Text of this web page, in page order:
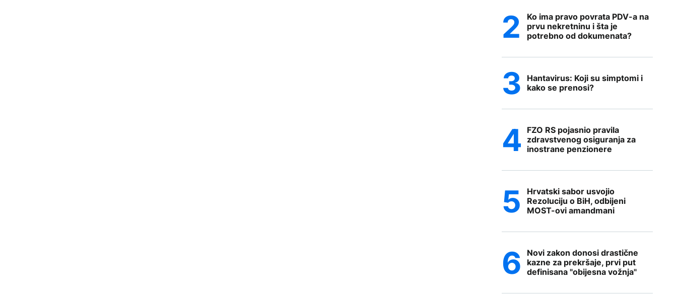
Ko ima pravo povrata PDV-a na
prvu nekretninu i šta je
potrebno od dokumenata?
Hantavirus: Koji su simptomi i
kako se prenosi?
FZO RS pojasnio pravila
zdravstvenog osiguranja za
inostrane penzionere
Hrvatski sabor usvojio
Rezoluciju o BiH, odbijeni
MOST-ovi amandmani
Novi zakon donosi drastične
kazne za prekršaje, prvi put
definisana "obijesna vožnja"